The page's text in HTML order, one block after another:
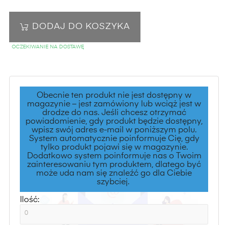
DODAJ DO KOSZYKA
OCZEKIWANIE NA DOSTAWĘ
Obecnie ten produkt nie jest dostępny w
magazynie – jest zamówiony lub wciąż jest w
drodze do nas. Jeśli chcesz otrzymać
powiadomienie, gdy produkt będzie dostępny,
wpisz swój adres e-mail w poniższym polu.
System automatycznie poinformuje Cię, gdy
tylko produkt pojawi się w magazynie.
Dodatkowo system poinformuje nas o Twoim
zainteresowaniu tym produktem, dlatego być
może uda nam się znaleźć go dla Ciebie
szybciej.
Ilość: